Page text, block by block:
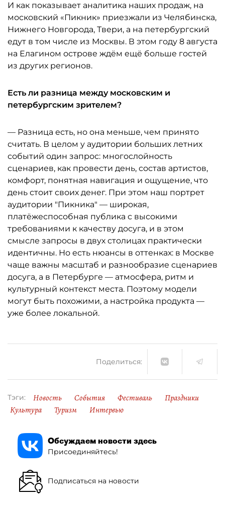
И как показывает аналитика наших продаж, на
московский «Пикник» приезжали из Челябинска,
Нижнего Новгорода, Твери, а на петербургский
едут в том числе из Москвы. В этом году 8 августа
на Елагином острове ждём ещё больше гостей
из других регионов.
Есть ли разница между московским и
петербургским зрителем?
— Разница есть, но она меньше, чем принято
считать. В целом у аудитории больших летних
событий один запрос: многослойность
сценариев, как провести день, состав артистов,
комфорт, понятная навигация и ощущение, что
день стоит своих денег. При этом наш портрет
аудитории "Пикника" — широкая,
платёжеспособная публика с высокими
требованиями к качеству досуга, и в этом
смысле запросы в двух столицах практически
идентичны. Но есть нюансы в оттенках: в Москве
чаще важны масштаб и разнообразие сценариев
досуга, а в Петербурге — атмосфера, ритм и
культурный контекст места. Поэтому модели
могут быть похожими, а настройка продукта —
уже более локальной.
Поделиться:
Тэги: Новость События Фестиваль
Праздники
Культура
Туризм Интервью
Обсуждаем новости здесь
Присоединяйтесь!
Подписаться на новости